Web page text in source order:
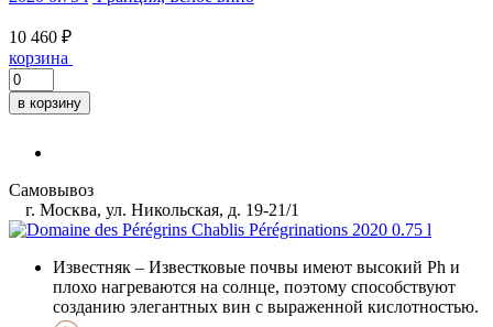
10 460 ₽
корзина
в корзину
Самовывоз
г. Москва, ул. Никольская, д. 19-21/1
Известняк – Известковые почвы имеют высокий Ph и
плохо нагреваются на солнце, поэтому способствуют
созданию элегантных вин с выраженной кислотностью.